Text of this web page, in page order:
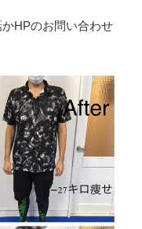
HPのお問い合わせ